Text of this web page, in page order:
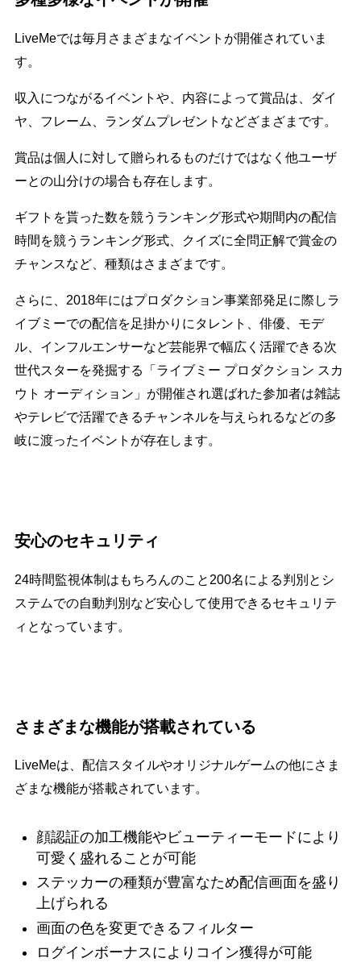
LiveMeでは毎月さまざまなイベントが開催されていま
す。
収入につながるイベントや、内容によって賞品は、ダイ
ヤ、フレーム、ランダムプレゼントなどざまざまです。
賞品は個人に対して贈られるものだけではなく他ユーザ
ーとの山分けの場合も存在します。
ギフトを貰った数を競うランキング形式や期間内の配信
時間を競うランキング形式、クイズに全問正解で賞金の
チャンスなど、種類はさまざまです。
さらに、2018年にはプロダクション事業部発足に際しラ
イブミーでの配信を足掛かりにタレント、俳優、モデ
ル、インフルエンサーなど芸能界で幅広く活躍できる次
世代スターを発掘する「ライブミー プロダクション スカ
ウト オーディション」が開催され選ばれた参加者は雑誌
やテレビで活躍できるチャンネルを与えられるなどの多
岐に渡ったイベントが存在します。
安心のセキュリティ
24時間監視体制はもちろんのこと200名による判別とシ
ステムでの自動判別など安心して使用できるセキュリテ
ィとなっています。
さまざまな機能が搭載されている
LiveMeは、配信スタイルやオリジナルゲームの他にさま
ざまな機能が搭載されています。
顔認証の加工機能やビューティーモードにより
可愛く盛れることが可能
ステッカーの種類が豊富なため配信画面を盛り
上げられる
画面の色を変更できるフィルター
ログインボーナスによりコイン獲得が可能